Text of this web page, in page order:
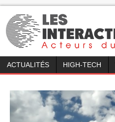
ACTUALITÉS HIGH-TECH